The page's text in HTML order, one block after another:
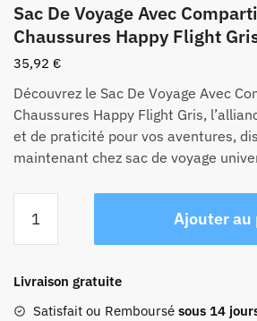
Sac De Voyage Avec
Chaussures Happy Flight
35,92 €
Découvrez le Sac De Voyage Avec
Chaussures Happy Flight Gris,
et de praticité pour vos aventures,
maintenant chez sac de voyage
Sac
Voyage
Avec
Ajouter au
Livraison gratuite
Satisfait ou Remboursé sous 14